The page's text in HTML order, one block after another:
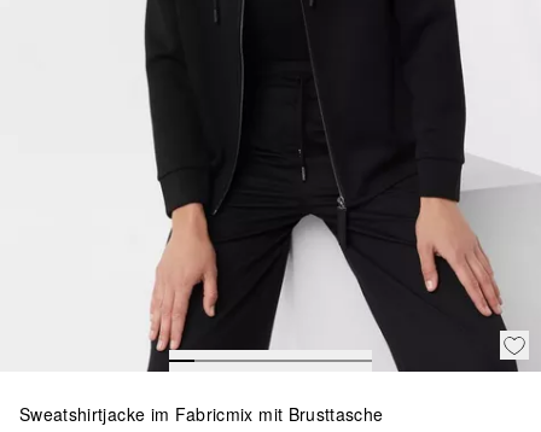
Sweatshirtjacke im Fabricmix mit Brusttasche